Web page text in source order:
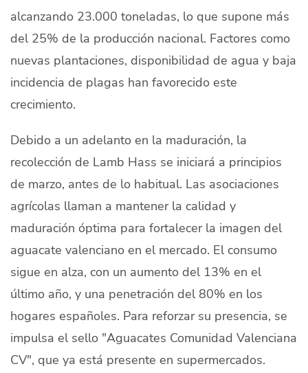
modo claro Español
alcanzando 23.000 toneladas, lo que supone más
del 25% de la producción nacional. Factores como
nuevas plantaciones, disponibilidad de agua y baja
incidencia de plagas han favorecido este
crecimiento.
Debido a un adelanto en la maduración, la
recolección de Lamb Hass se iniciará a principios
de marzo, antes de lo habitual. Las asociaciones
agrícolas llaman a mantener la calidad y
maduración óptima para fortalecer la imagen del
aguacate valenciano en el mercado. El consumo
sigue en alza, con un aumento del 13% en el
último año, y una penetración del 80% en los
hogares españoles. Para reforzar su presencia, se
impulsa el sello "Aguacates Comunidad Valenciana
CV", que ya está presente en supermercados.